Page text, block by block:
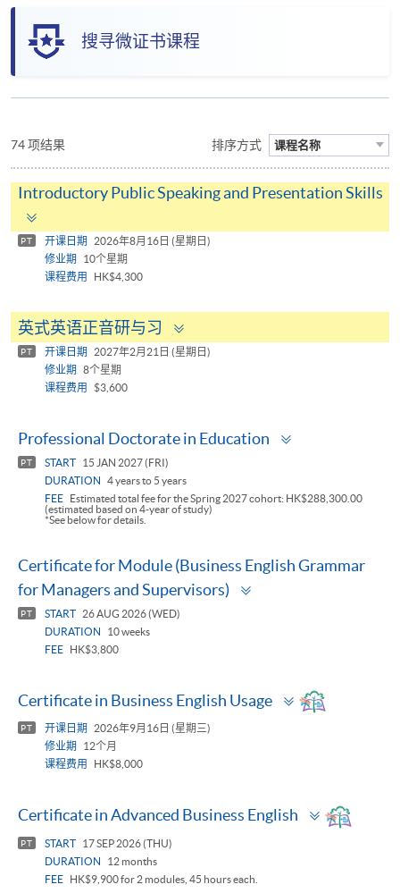
搜寻微证书课程
74 项结果 排序方式 课程名称
Introductory Public Speaking and Presentation Skills
panel
PT 开课日期
2026年8月16日 (星期日)
修业期
10个星期
课程费用
HK$4,300
英式英语正音研与习
panel
PT 开课日期
2027年2月21日 (星期日)
修业期
8个星期
课程费用
$3,600
Professional Doctorate in Education
PT START
15 JAN 2027 (FRI)
DURATION
4 years to 5 years
FEE
Estimated total fee for the Spring 2027 cohort: HK$288,300.00
(estimated based on 4-year of study)
*See below for details.
Certificate for Module (Business English Grammar
for Managers and Supervisors)
PT START
26 AUG 2026 (WED)
DURATION
10 weeks
FEE
HK$3,800
Certificate in Business English Usage
Toggle
panel
PT 开课日期
2026年9月16日 (星期三)
修业期
12个月
课程费用
HK$8,000
Certificate in Advanced Business English
Toggle
panel
PT START
17 SEP 2026 (THU)
DURATION
12 months
FEE
HK$9,900 for 2 modules, 45 hours each.